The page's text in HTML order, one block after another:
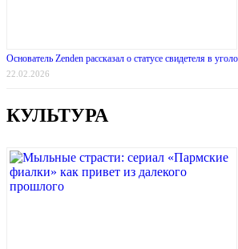
Основатель Zenden рассказал о статусе свидетеля в
22.02.2026
КУЛЬТУРА